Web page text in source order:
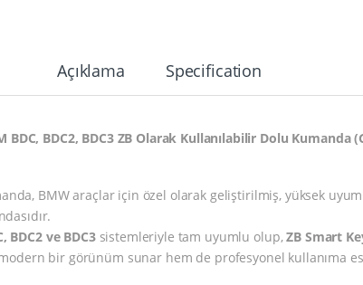
Açıklama Specification
BDC, BDC2, BDC3 ZB Olarak Kullanılabilir Dolu Kumanda
BMW araçlar için özel olarak geliştirilmiş, yüksek
BDC2 ve BDC3sistemleriyle tam uyumlu olup,ZB Smart
bir görünüm sunar hem de profesyonel kullanıma